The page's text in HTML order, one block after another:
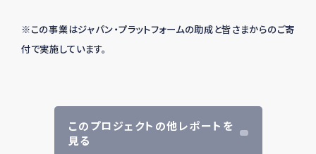
※この事業はジャパン・プラットフォームの助成と皆さまからのご寄
付で実施しています。
このプロジェクトの他レポートを
見る